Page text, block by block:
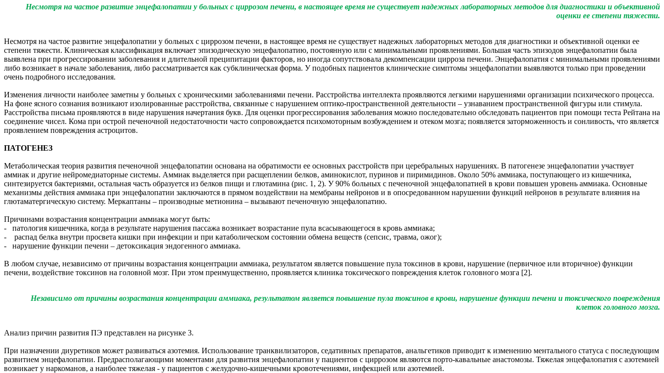
Несмотря на частое развитие энцефалопатии у больных с циррозом печени, в настоящее время не существует надежных лабораторных методов для диагностики и объективной
оценки ее степени тяжести.
Несмотря на частое развитие энцефалопатии у больных с циррозом печени, в настоящее время не существует надежных лабораторных методов для диагностики и объективной оценки ее
степени тяжести. Клиническая классификация включает эпизодическую энцефалопатию, постоянную или с минимальными проявлениями. Большая часть эпизодов энцефалопатии была
выявлена при прогрессировании заболевания и длительной преципитации факторов, но иногда сопутствовала декомпенсации цирроза печени. Энцефалопатия с минимальными проявлениями
либо возникает в начале заболевания, либо рассматривается как субклиническая форма. У подобных пациентов клинические симптомы энцефалопатии выявляются только при проведении
очень подробного исследования.
Изменения личности наиболее заметны у больных с хроническими заболеваниями печени. Расстройства интеллекта проявляются легкими нарушениями организации психического процесса.
На фоне ясного сознания возникают изолированные расстройства, связанные с нарушением оптико-пространственной деятельности – узнаванием пространственной фигуры или стимула.
Расстройства письма проявляются в виде нарушения начертания букв. Для оценки прогрессирования заболевания можно последовательно обследовать пациентов при помощи теста Рейтана на
соединение чисел. Кома при острой печеночной недостаточности часто сопровождается психомоторным возбуждением и отеком мозга; появляется заторможенность и сонливость, что является
проявлением повреждения астроцитов.
ПАТОГЕНЕЗ
Метаболическая теория развития печеночной энцефалопатии основана на обратимости ее основных расстройств при церебральных нарушениях. В патогенезе энцефалопатии участвует
аммиак и другие нейромедиаторные системы. Аммиак выделяется при расщеплении белков, аминокислот, пуринов и пиримидинов. Около 50% аммиака, поступающего из кишечника,
синтезируется бактериями, остальная часть образуется из белков пищи и глютамина (рис. 1, 2). У 90% больных с печеночной энцефалопатией в крови повышен уровень аммиака. Основные
механизмы действия аммиака при энцефалопатии заключаются в прямом воздействии на мембраны нейронов и в опосредованном нарушении функций нейронов в результате влияния на
глютаматергическую систему. Меркаптаны – производные метионина – вызывают печеночную энцефалопатию.
Причинами возрастания концентрации аммиака могут быть:
- патология кишечника, когда в результате нарушения пассажа возникает возрастание пула всасывающегося в кровь аммиака;
- распад белка внутри просвета кишки при инфекции и при катаболическом состоянии обмена веществ (сепсис, травма, ожог);
- нарушение функции печени – детоксикация эндогенного аммиака.
В любом случае, независимо от причины возрастания концентрации аммиака, результатом является повышение пула токсинов в крови, нарушение (первичное или вторичное) функции
печени, воздействие токсинов на головной мозг. При этом преимущественно, проявляется клиника токсического повреждения клеток головного мозга [2].
Независимо от причины возрастания концентрации аммиака, результатом является повышение пула токсинов в крови, нарушение функции печени и токсического повреждения
клеток головного мозга.
Анализ причин развития ПЭ представлен на рисунке 3.
При назначении диуретиков может развиваться азотемия. Использование транквилизаторов, седативных препаратов, анальгетиков приводит к изменению ментального статуса с последующим
развитием энцефалопатии. Предрасполагающими моментами для развития энцефалопатии у пациентов с циррозом являются порто-кавальные анастомозы. Тяжелая энцефалопатия с азотемией
возникает у наркоманов, а наиболее тяжелая - у пациентов с желудочно-кишечными кровотечениями, инфекцией или азотемией.